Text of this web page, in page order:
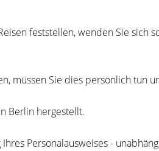
feststellen, wenden Sie
müssen Sie dies persönlich
Berlin hergestellt.
Ihres Personalausweises-